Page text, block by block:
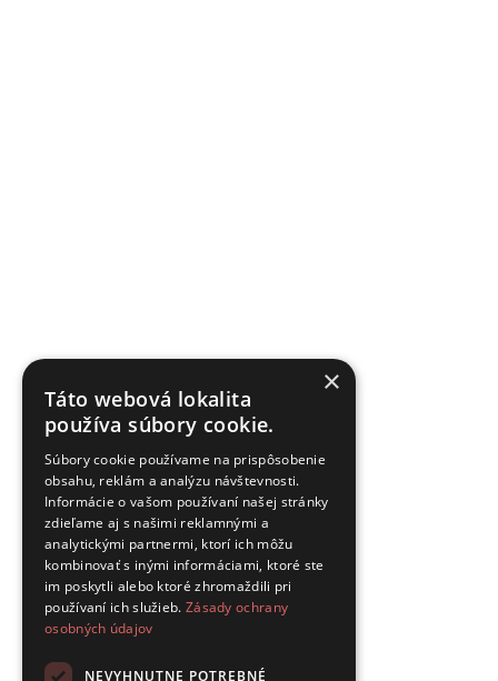
×
Táto webová lokalita
používa súbory cookie.
Súbory cookie používame na prispôsobenie
obsahu, reklám a analýzu návštevnosti.
Informácie o vašom používaní našej stránky
zdieľame aj s našimi reklamnými a
analytickými partnermi, ktorí ich môžu
kombinovať s inými informáciami, ktoré ste
im poskytli alebo ktoré zhromaždili pri
používaní ich služieb. Zásady ochrany
osobných údajov
NEVYHNUTNE POTREBNÉ